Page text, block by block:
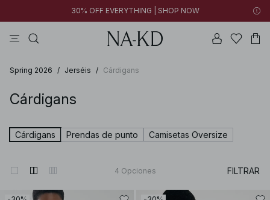
30% OFF EVERYTHING | SHOP NOW
Spring 2026 / Jerséis / Cárdigans
Cárdigans
Cárdigans Prendas de punto Camisetas Oversize
4 Opciones FILTRAR